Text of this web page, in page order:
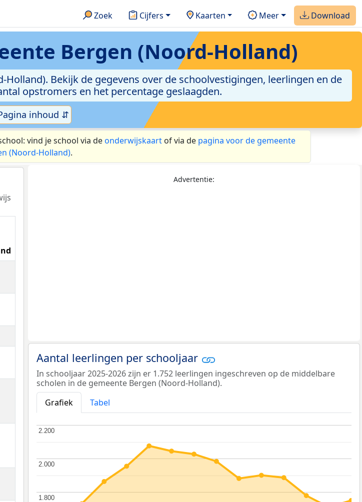
Zoek Cijfers Kaarten Meer Download
Bergen (Noord-Holland)
Bekijk de gegevens over de schoolvestigingen, leerlingen en de
opstromers en het percentage geslaagden.
inhoud ⇵
vind je school via deonderwijskaart of via de pagina voor de gemeente
(Noord-Holland).
Advertentie:
Aantal leerlingen per schooljaar
In schooljaar 2025-2026 zijn er 1.752 leerlingen ingeschreven op de middelbare
scholen in de gemeente Bergen (Noord-Holland).
Grafiek
Tabel
1.800
1.800
2.000
2.000
2.200
2.200